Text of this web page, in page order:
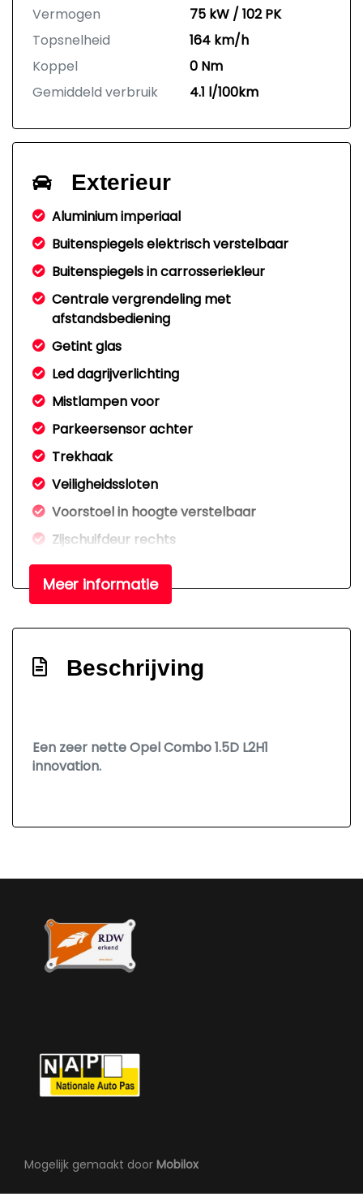
Vermogen
75 kW / 102 PK
Topsnelheid
164 km/h
Koppel
0 Nm
Gemiddeld verbruik
4.1 l/100km
Exterieur
Aluminium imperiaal
Buitenspiegels elektrisch verstelbaar
Buitenspiegels in carrosseriekleur
Centrale vergrendeling met
afstandsbediening
Getint glas
Led dagrijverlichting
Mistlampen voor
Parkeersensor achter
Trekhaak
Veiligheidssloten
Voorstoel in hoogte verstelbaar
Zijschuifdeur rechts
Interieur
Airco
Bestuurdersstoel in hoogte verstelbaar
Lendesteun(en) verstelbaar
Stuur verstelbaar
Tussenschot volledig
Apple carplay/android auto
Bestuurdersairbag
Meer informatie
Beschrijving
Een zeer nette Opel Combo 1.5D L2H1
innovation.
Mogelijk gemaakt door Mobilox